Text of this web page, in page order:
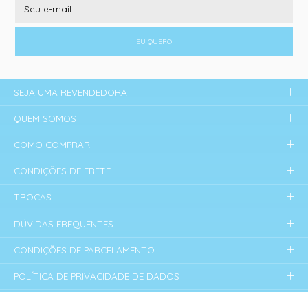
EU QUERO
SEJA UMA REVENDEDORA
QUEM SOMOS
COMO COMPRAR
CONDIÇÕES DE FRETE
TROCAS
DÚVIDAS FREQUENTES
CONDIÇÕES DE PARCELAMENTO
POLÍTICA DE PRIVACIDADE DE DADOS